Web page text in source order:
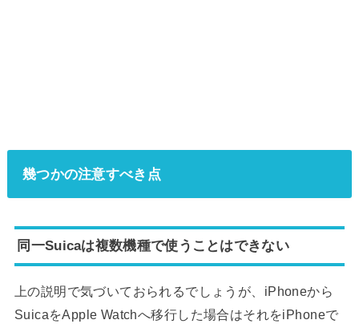
幾つかの注意すべき点
同一Suicaは複数機種で使うことはできない
上の説明で気づいておられるでしょうが、iPhoneから
SuicaをApple Watchへ移行した場合はそれをiPhoneで